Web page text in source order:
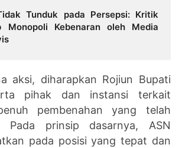
Tunduk pada Persepsi: Kritik
Monopoli Kebenaran oleh Media
aksi, diharapkan Rojiun Bupati
pihak dan instansi terkait
pembenahan yang telah
Pada prinsip dasarnya, ASN
pada posisi yang tepat dan